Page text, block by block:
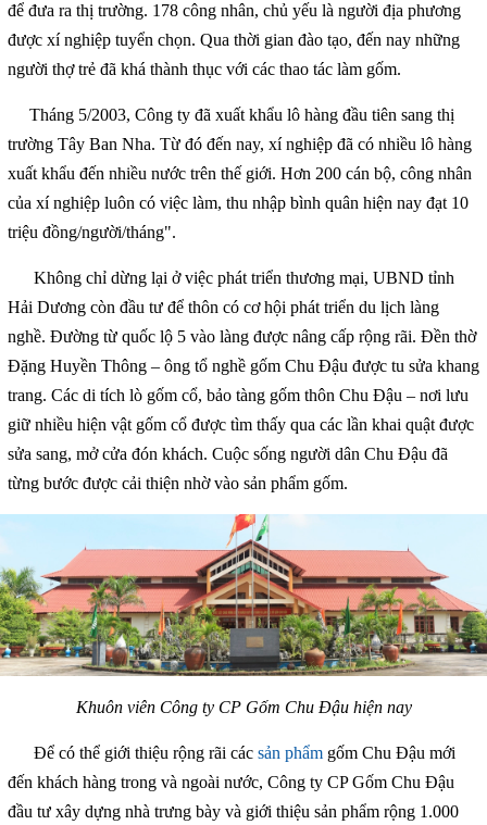
để đưa ra thị trường. 178 công nhân, chủ yếu là người địa phương
được xí nghiệp tuyển chọn. Qua thời gian đào tạo, đến nay những
người thợ trẻ đã khá thành thục với các thao tác làm gốm.
Tháng 5/2003, Công ty đã xuất khẩu lô hàng đầu tiên sang thị
trường Tây Ban Nha. Từ đó đến nay, xí nghiệp đã có nhiều lô hàng
xuất khẩu đến nhiều nước trên thế giới. Hơn 200 cán bộ, công nhân
của xí nghiệp luôn có việc làm, thu nhập bình quân hiện nay đạt 10
triệu đồng/người/tháng".
Không chỉ dừng lại ở việc phát triển thương mại, UBND tỉnh
Hải Dương còn đầu tư để thôn có cơ hội phát triển du lịch làng
nghề. Đường từ quốc lộ 5 vào làng được nâng cấp rộng rãi. Đền thờ
Đặng Huyền Thông – ông tổ nghề gốm Chu Đậu được tu sửa khang
trang. Các di tích lò gốm cổ, bảo tàng gốm thôn Chu Đậu – nơi lưu
giữ nhiều hiện vật gốm cổ được tìm thấy qua các lần khai quật được
sửa sang, mở cửa đón khách. Cuộc sống người dân Chu Đậu đã
từng bước được cải thiện nhờ vào sản phẩm gốm.
Khuôn viên Công ty CP Gốm Chu Đậu hiện nay
Để có thể giới thiệu rộng rãi các sản phẩm gốm Chu Đậu mới
đến khách hàng trong và ngoài nước, Công ty CP Gốm Chu Đậu
đầu tư xây dựng nhà trưng bày và giới thiệu sản phẩm rộng 1.000